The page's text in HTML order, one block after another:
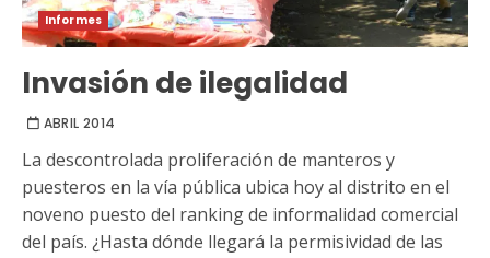
Informes
Invasión de ilegalidad
ABRIL 2014
La descontrolada proliferación de manteros y
puesteros en la vía pública ubica hoy al distrito en el
noveno puesto del ranking de informalidad comercial
del país. ¿Hasta dónde llegará la permisividad de las